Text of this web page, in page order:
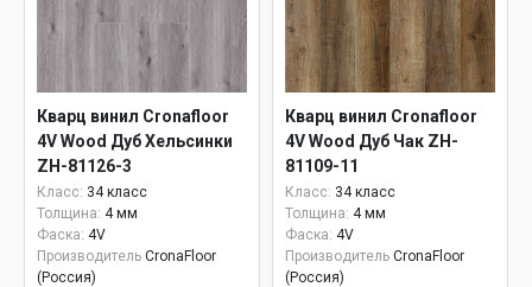
Кварц винил Cronafloor
4V Wood Дуб Хельсинки
ZH-81126-3
Класс: 34 класс
Толщина: 4 мм
Фаска: 4V
Производитель CronaFloor
(Россия)
Кварц винил Cronafloor
4V Wood Дуб Чак ZH-
81109-11
Класс: 34 класс
Толщина: 4 мм
Фаска: 4V
Производитель CronaFloor
(Россия)